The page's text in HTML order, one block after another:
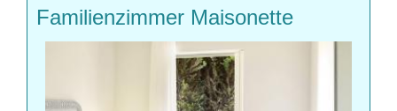
Familienzimmer Maisonette